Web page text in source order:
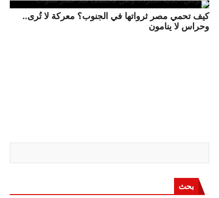
كيف تحمي مصر ثرواتها في الجنوب؟ معركة لا تُرى..
وحراس لا ينامون
بحث